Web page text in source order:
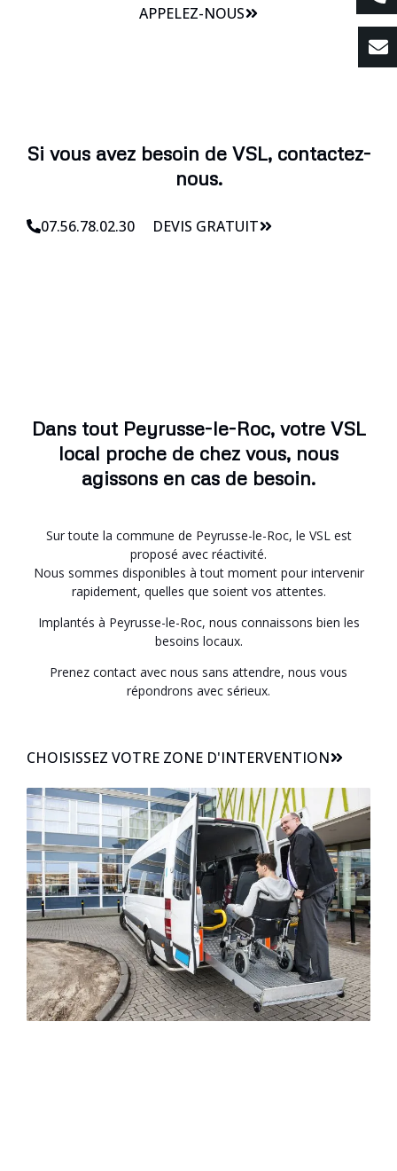
APPELEZ-NOUS
Si vous avez besoin de VSL, contactez-
nous.
07.56.78.02.30 DEVIS GRATUIT
Dans tout Peyrusse-le-Roc, votre VSL
local proche de chez vous, nous
agissons en cas de besoin.
Sur toute la commune de Peyrusse-le-Roc, le VSL est
proposé avec réactivité.
Nous sommes disponibles à tout moment pour intervenir
rapidement, quelles que soient vos attentes.
Implantés à Peyrusse-le-Roc, nous connaissons bien les
besoins locaux.
Prenez contact avec nous sans attendre, nous vous
répondrons avec sérieux.
CHOISISSEZ VOTRE ZONE D'INTERVENTION